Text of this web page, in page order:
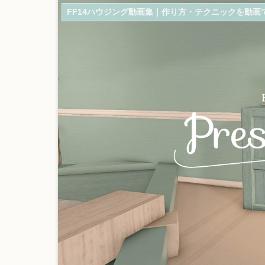
FF14ハウジング動画集｜作り方・テクニックを動画